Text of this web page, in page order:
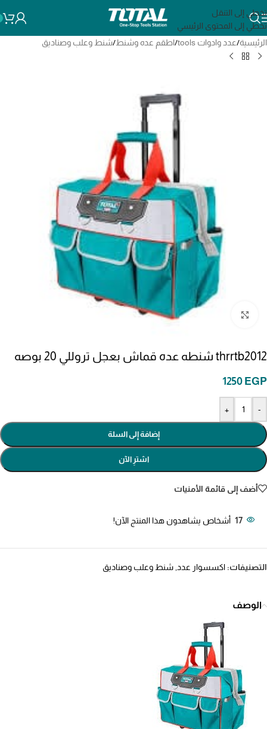
تخطي إلى التنقل
تخطي إلى المحتوى الرئيسي
الرئيسية/عدد وادوات tools /اطقم عده وشنط/شنط وعلب وصناديق
thrrtb2012 شنطه عده قماش بعجل تروللي 20 بوصه
1250 EGP
-
+
إضافة إلى السلة
اشترِ الآن
أضف إلى قائمة الأمنيات
17 أشخاص يشاهدون هذا المنتج الآن!
التصنيفات: اكسسوار عدد شنط وعلب وصناديق
الوصف